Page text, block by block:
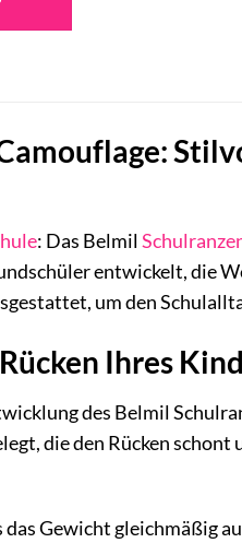
: Das Belmil
entwickelt, die
um den
Ihres
des Belmil
die den Rücken schont
das Gewicht gleichmäßig